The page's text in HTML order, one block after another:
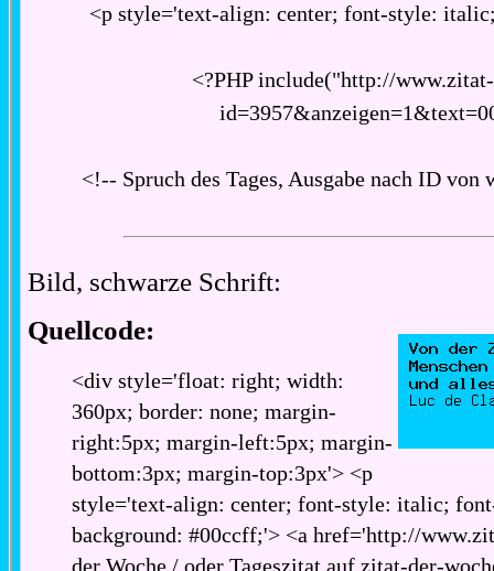
<p style='text-align: center; font-style:
<?PHP include("http://
<!-- Spruch des Tages, Ausgabe nach ID
Bild, schwarze Schrift:
Quellcode:
<div style='float: right; width:
360px; border: none; margin-
right:5px; margin-left:5px; margin-
bottom:3px; margin-top:3px'> <p
style='text-align: center; font-style: italic;
background: #00ccff;'> <a href='http://
der Woche / oder Tageszitat auf zitat-der-